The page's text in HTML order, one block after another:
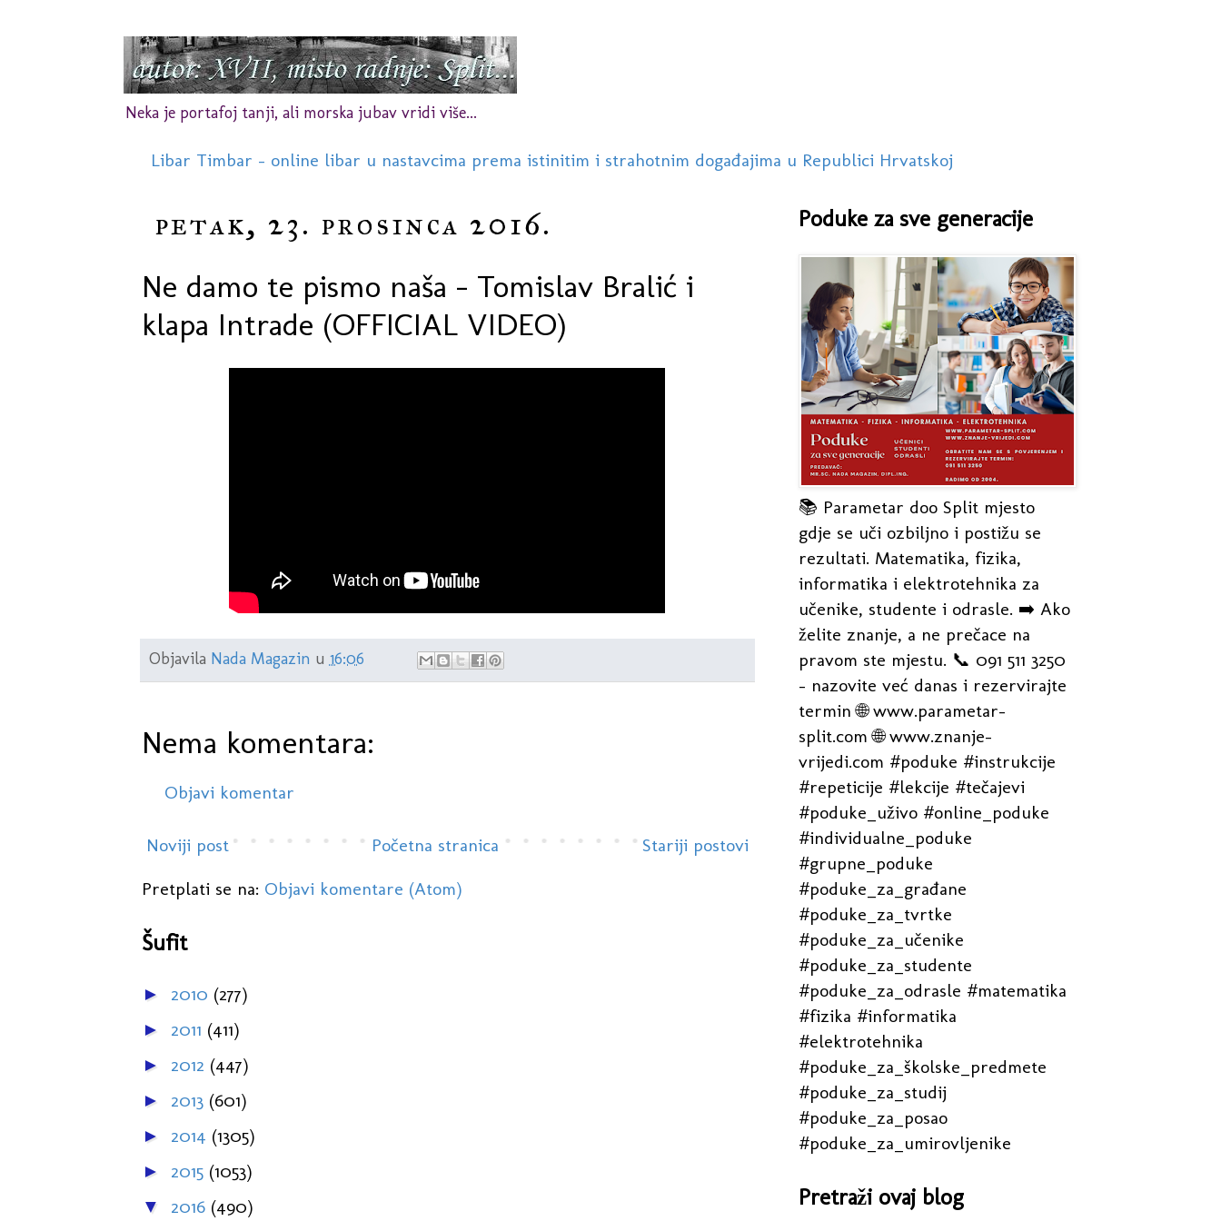
Neka je portafoj tanji, ali morska jubav vridi više...
Libar Timbar - online libar u nastavcima prema istinitim i strahotnim događajima u Republici Hrvatskoj
petak, 23. prosinca 2016.
Ne damo te pismo naša - Tomislav Bralić i
klapa Intrade (OFFICIAL VIDEO)
Objavila Nada Magazin u 16:06
Nema komentara:
Objavi komentar
Noviji post Stariji postovi
Početna stranica
Pretplati se na: Objavi komentare (Atom)
Šufit
► 2010 (277)
► 2011 (411)
► 2012 (447)
► 2013 (601)
► 2014 (1305)
► 2015 (1053)
▼ 2016 (490)
Poduke za sve generacije
📚 Parametar doo Split mjesto
gdje se uči ozbiljno i postižu se
rezultati. Matematika, fizika,
informatika i elektrotehnika za
učenike, studente i odrasle. ➡️ Ako
želite znanje, a ne prečace na
pravom ste mjestu. 📞 091 511 3250
- nazovite već danas i rezervirajte
termin 🌐 www.parametar-
split.com 🌐 www.znanje-
vrijedi.com #poduke #instrukcije
#repeticije #lekcije #tečajevi
#poduke_uživo #online_poduke
#individualne_poduke
#grupne_poduke
#poduke_za_građane
#poduke_za_tvrtke
#poduke_za_učenike
#poduke_za_studente
#poduke_za_odrasle #matematika
#fizika #informatika
#elektrotehnika
#poduke_za_školske_predmete
#poduke_za_studij
#poduke_za_posao
#poduke_za_umirovljenike
Pretraži ovaj blog